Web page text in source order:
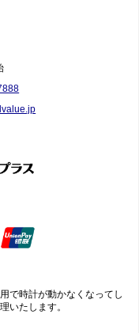
で時計が動かなくなってし
いたします。